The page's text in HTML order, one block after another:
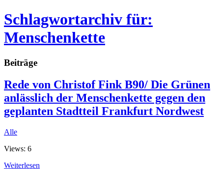
Schlagwortarchiv für:
Menschenkette
Beiträge
Rede von Christof Fink B90/ Die Grünen
anlässlich der Menschenkette gegen den
geplanten Stadtteil Frankfurt Nordwest
Alle
Views: 6
Weiterlesen